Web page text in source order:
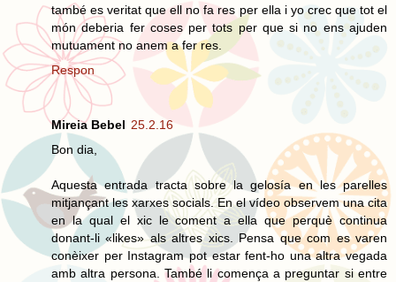
també es veritat que ell no fa res per ella i yo crec que tot el
món deberia fer coses per tots per que si no ens ajuden
mutuament no anem a fer res.
Respon
Mireia Bebel 25.2.16
Bon dia,
Aquesta entrada tracta sobre la gelosía en les parelles
mitjançant les xarxes socials. En el vídeo observem una cita
en la qual el xic le coment a ella que perquè continua
donant-li «likes» als altres xics. Pensa que com es varen
conèixer per Instagram pot estar fent-ho una altra vegada
amb altra persona. També li comença a preguntar si entre